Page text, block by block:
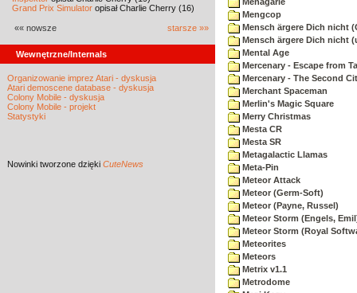
Grand Prix Simulator opisał Charlie Cherry (16)
«« nowsze starsze »»
Wewnętrzne/Internals
Organizowanie imprez Atari - dyskusja
Atari demoscene database - dyskusja
Colony Mobile - dyskusja
Colony Mobile - projekt
Statystyki
Nowinki tworzone dzięki CuteNews
Mengcop
Mensch ärgere Dich nicht
Mensch ärgere Dich nicht
Mental Age
Mercenary - Escape from
Mercenary - The Second
Merchant Spaceman
Merlin's Magic Square
Merry Christmas
Mesta CR
Mesta SR
Metagalactic Llamas
Meta-Pin
Meteor Attack
Meteor (Germ-Soft)
Meteor (Payne, Russel)
Meteor Storm (Engels,
Meteor Storm (Royal
Meteorites
Meteors
Metrix v1.1
Metrodome